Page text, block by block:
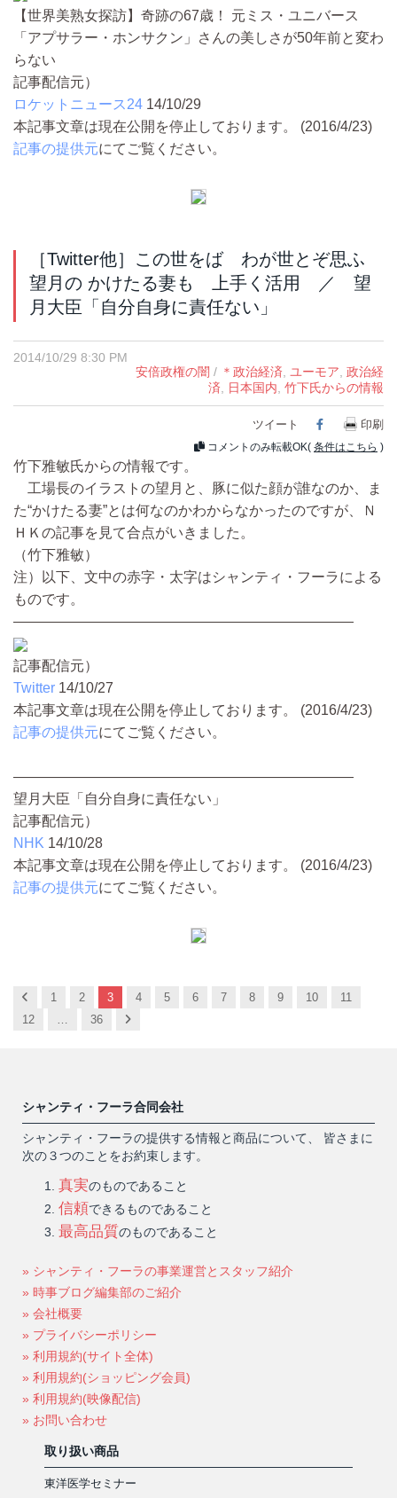
【世界美熟女探訪】奇跡の67歳！ 元ミス・ユニバース
「アプサラー・ホンサクン」さんの美しさが50年前と変わ
らない
記事配信元）
ロケットニュース24 14/10/29
本記事文章は現在公開を停止しております。 (2016/4/23)
記事の提供元にてご覧ください。
［Twitter他］この世をば わが世とぞ思ふ
望月の かけたる妻も 上手く活用 ／ 望
月大臣「自分自身に責任ない」
2014/10/29 8:30 PM
安倍政権の闇 / ＊政治経済 ユーモア 政治経
済
日本国内 竹下氏からの情報
ツイート Facebook
印刷
コメントのみ転載OK( 条件はこちら )
竹下雅敏氏からの情報です。
工場長のイラストの望月と、豚に似た顔が誰なのか、ま
た“かけたる妻”とは何なのかわからなかったのですが、Ｎ
ＨＫの記事を見て合点がいきました。
（竹下雅敏）
注）以下、文中の赤字・太字はシャンティ・フーラによる
ものです。
————————————————————————
記事配信元）
Twitter 14/10/27
本記事文章は現在公開を停止しております。 (2016/4/23)
記事の提供元にてご覧ください。
————————————————————————
望月大臣「自分自身に責任ない」
記事配信元）
NHK 14/10/28
本記事文章は現在公開を停止しております。 (2016/4/23)
記事の提供元にてご覧ください。
Previous
1 2 3 4 5 6 7 8 9 10
11
12
36 Next
シャンティ・フーラ合同会社
シャンティ・フーラの提供する情報と商品について、 皆さまに
次の３つのことをお約束します。
真実のものであること
信頼できるものであること
最高品質のものであること
» シャンティ・フーラの事業運営とスタッフ紹介
» 時事ブログ編集部のご紹介
» 会社概要
» プライバシーポリシー
» 利用規約(サイト全体)
» 利用規約(ショッピング会員)
» 利用規約(映像配信)
» お問い合わせ
取り扱い商品
東洋医学セミナー